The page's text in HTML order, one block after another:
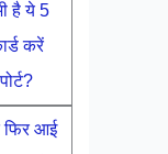
है ये 5
करें
फिर आई